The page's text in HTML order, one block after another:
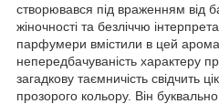
створювався під враженням від
жіночності та безліччю
парфумери вмістили в цей
непередбачуваність характеру
загадкову таємничість свідчить
прозорого кольору. Він